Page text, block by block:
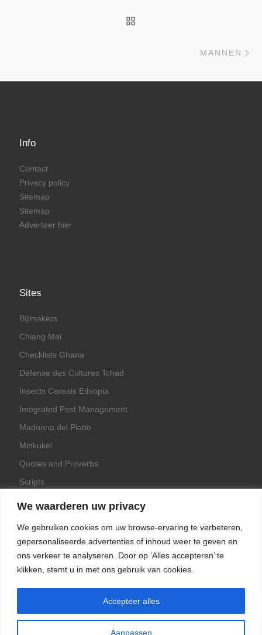
We waarderen uw privacy
We gebruiken cookies om uw browse-ervaring te verbeteren,
gepersonaliseerde advertenties of inhoud weer te geven en
ons verkeer te analyseren. Door op ‘Alles accepteren’ te
klikken, stemt u in met ons gebruik van cookies.
Aanpassen
Accepteer alles
MANNEN
Info
Contact
Privacy policy
Sitemap
Sitemap
Adverteer hier
Sites
Bijlmakers
Chiang Mai
Checklists Ghana
Défense des Cultures Tchad
Insects Cereals Ethiopia
Integrated Pest Management
Madonna del Piatto
Minkukel
Quotes and Proverbs
Scripts
Game